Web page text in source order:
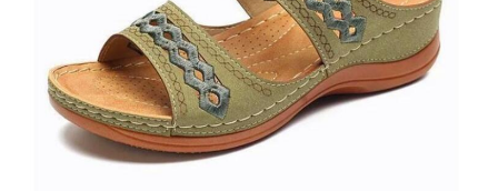
меню
Публикации